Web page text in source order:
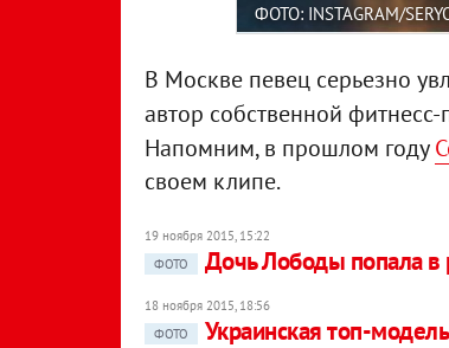
ФОТО: INSTAGRAM/
В Москве певец серьезно
автор собственной
Напомним, в прошлом году
своем клипе.
19 ноября 2015, 15:22
ФОТО
Дочь Лободы попала
18 ноября 2015, 18:56
ФОТО
Украинская топ-